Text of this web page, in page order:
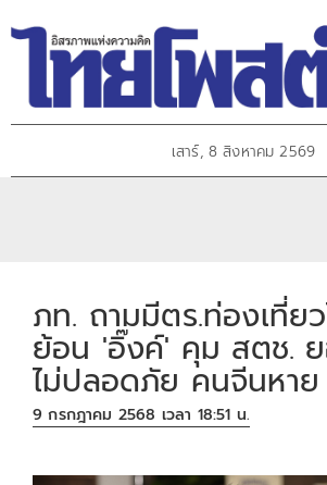
เสาร์, 8 สิงหาคม 2569
ภท. ถามมีตร.ท่องเที่ยว
ย้อน 'อิ๊งค์' คุม สตช.
ไม่ปลอดภัย คนจีนหาย
9 กรกฎาคม 2568 เวลา 18:51 น.